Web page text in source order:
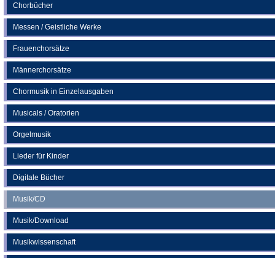
Chorbücher
Messen / Geistliche Werke
Frauenchorsätze
Männerchorsätze
Chormusik in Einzelausgaben
Musicals / Oratorien
Orgelmusik
Lieder für Kinder
Digitale Bücher
Musik/CD
Musik/Download
Musikwissenschaft